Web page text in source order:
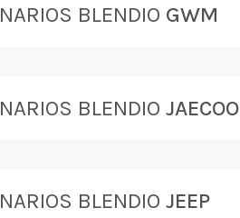
BLENDIO GWM
BLENDIO JAECOO
BLENDIO JEEP